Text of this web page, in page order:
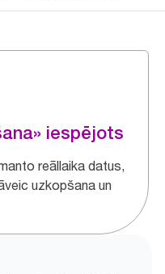
iespējots
reāllaika datus,
uzkopšana un